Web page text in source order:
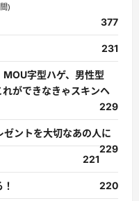
)
377
231
MOU字型ハゲ、男性型
ができなきゃスキンヘ
229
ントを大切なあの人に
229
221
220